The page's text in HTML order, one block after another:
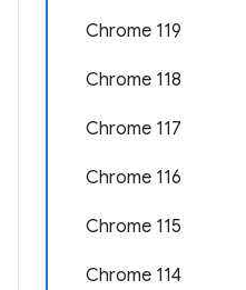
Chrome 119
Chrome 118
Chrome 117
Chrome 116
Chrome 115
Chrome 114